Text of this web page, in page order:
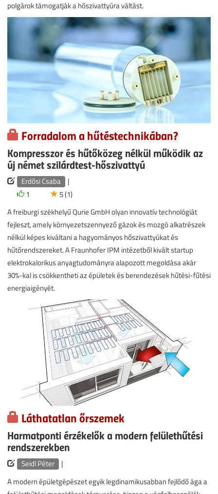
polgárok támogatják a hőszivattyúra váltást.
Forradalom a hűtéstechnikában?
Kompresszor és hűtőközeg nélkül működik az
új német szilárdtest-hőszivattyú
Erdősi Csaba
|
1
5 (1)
A freiburgi székhelyű Qurie GmbH olyan innovatív technológiát
fejleszt, amely környezetszennyező gázok és mozgó alkatrészek
nélkül képes kiváltani a hagyományos hőszivattyúkat és
hűtőrendszereket. A Fraunhofer IPM intézetből kivált startup
elektrokalorikus anyagtudományra alapozott megoldása akár
30%-kal is csökkentheti az épületek és berendezések hűtési-fűtési
energiaigényét.
Láthatatlan őrszemek
Harmatponti érzékelők a modern felülethűtési
rendszerekben
Seidl Péter
|
A modern épületgépészet egyik legdinamikusabban fejlődő ága a